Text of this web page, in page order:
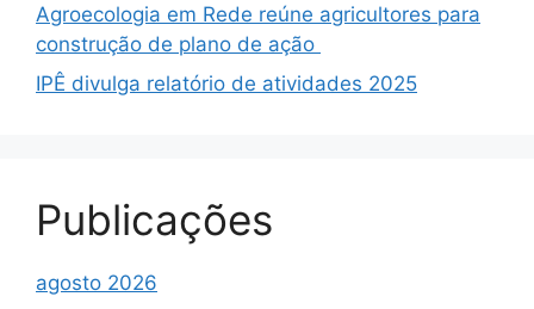
Agroecologia em Rede reúne agricultores para
construção de plano de ação
IPÊ divulga relatório de atividades 2025
Publicações
agosto 2026